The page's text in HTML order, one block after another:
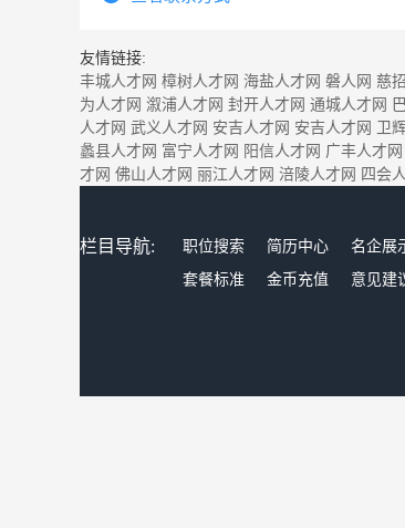
友情链接:
丰城人才网 樟树人才网 海盐人才网 磐人网 慈
为人才网 溆浦人才网 封开人才网 通城人才网
人才网 武义人才网 安吉人才网 安吉人才网 卫
蠡县人才网 富宁人才网 阳信人才网 广丰人才网
才网 佛山人才网 丽江人才网 涪陵人才网 四会
栏目导航: 职位搜索 简历中心 名企展
套餐标准
金币充值 意见建